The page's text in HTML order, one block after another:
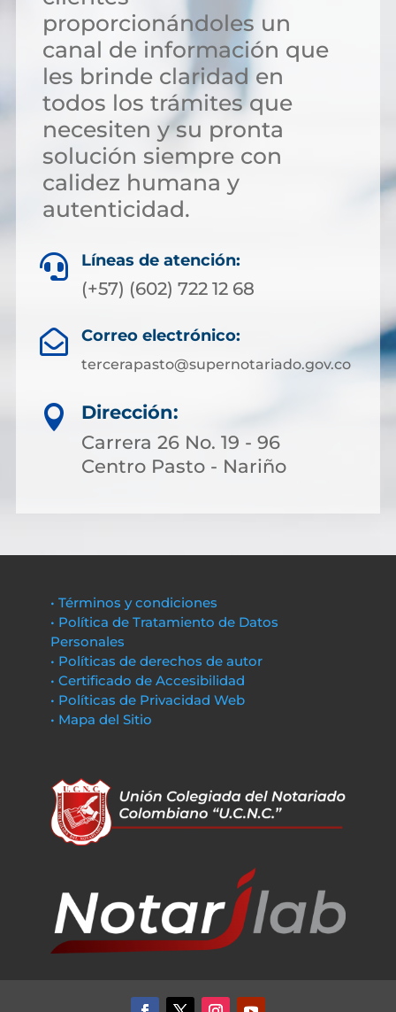
proporcionándoles un
canal de información que
les brinde claridad en
todos los trámites que
necesiten y su pronta
solución siempre con
calidez humana y
autenticidad.
 Líneas de atención:
(+57) (602) 722 12 68
 Correo electrónico:
tercerapasto@supernotariado.gov.co

Dirección:
Carrera 26 No. 19 - 96
Centro Pasto - Nariño
• Términos y condiciones
• Política de Tratamiento de Datos
Personales
• Políticas de derechos de autor
• Certificado de Accesibilidad
• Políticas de Privacidad Web
• Mapa del Sitio